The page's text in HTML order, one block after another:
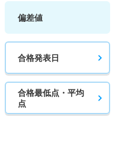
偏差値
合格発表日
合格最低点・平均
点